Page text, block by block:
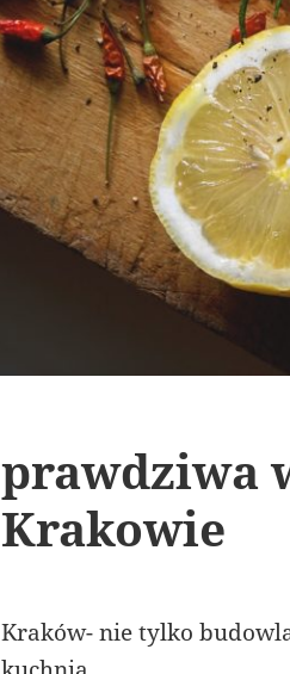
prawdziwa
Krakowie
Kraków- nie tylko